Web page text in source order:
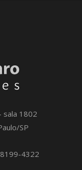
sala 1802
SP
4322